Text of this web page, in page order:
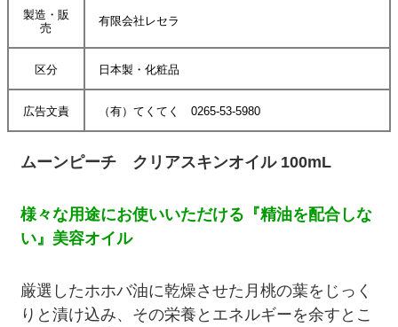
製造・販
売
有限会社レセラ
区分 日本製・化粧品
広告文責 （有）てくてく 0265-53-5980
ムーンピーチ クリアスキンオイル 100mL
様々な用途にお使いいただける『精油を配合しな
い』美容オイル
厳選したホホバ油に乾燥させた月桃の葉をじっく
りと漬け込み、その栄養とエネルギーを余すとこ